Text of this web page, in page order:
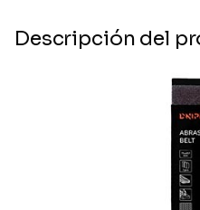
Descripción del